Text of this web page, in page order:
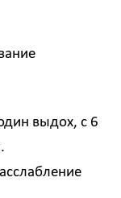
выдох, с 6